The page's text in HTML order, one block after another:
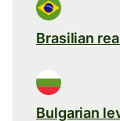
Brasilian
Bulgarian